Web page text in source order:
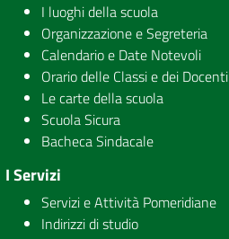
I luoghi della scuola
Organizzazione e Segreteria
Calendario e Date Notevoli
Orario delle Classi e dei Docenti
Le carte della scuola
Scuola Sicura
Bacheca Sindacale
I Servizi
Servizi e Attività Pomeridiane
Indirizzi di studio